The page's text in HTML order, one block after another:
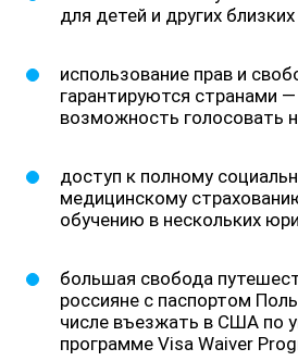
для детей и других
использование прав и
гарантируются странами
возможность голосовать
доступ к полному
медицинскому
обучению в нескольких
большая свобода
россияне с паспортом
числе въезжать в США по
программе Visa Waiver